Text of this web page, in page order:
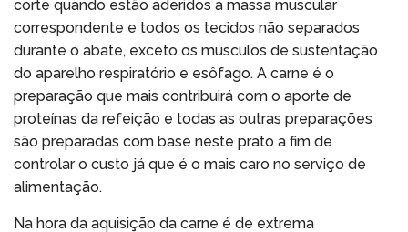
corte quando estão aderidos à massa muscular
correspondente e todos os tecidos não separados
durante o abate, exceto os músculos de sustentação
do aparelho respiratório e esôfago. A carne é o
preparação que mais contribuirá com o aporte de
proteínas da refeição e todas as outras preparações
são preparadas com base neste prato a fim de
controlar o custo já que é o mais caro no serviço de
alimentação.
Na hora da aquisição da carne é de extrema